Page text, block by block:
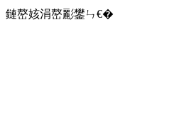
鏈嶅姟涓嶅彲鐢ㄣ€�